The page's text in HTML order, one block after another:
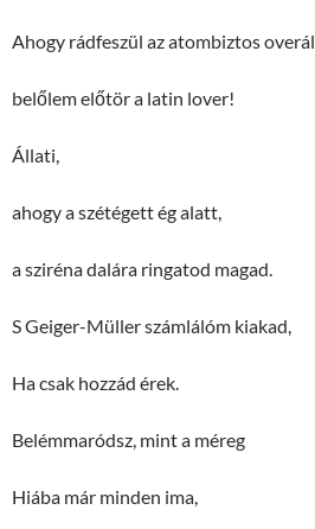
Ahogy rádfeszül az atombiztos overál
belőlem előtör a latin lover!
Állati,
ahogy a szétégett ég alatt,
a sziréna dalára ringatod magad.
S Geiger-Müller számlálóm kiakad,
Ha csak hozzád érek.
Belémmaródsz, mint a méreg
Hiába már minden ima,